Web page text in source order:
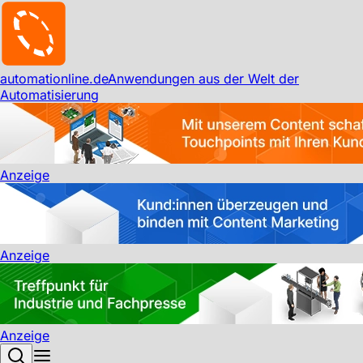
automationline.deAnwendungen aus der Welt der
Automatisierung
Anzeige
Anzeige
Anzeige